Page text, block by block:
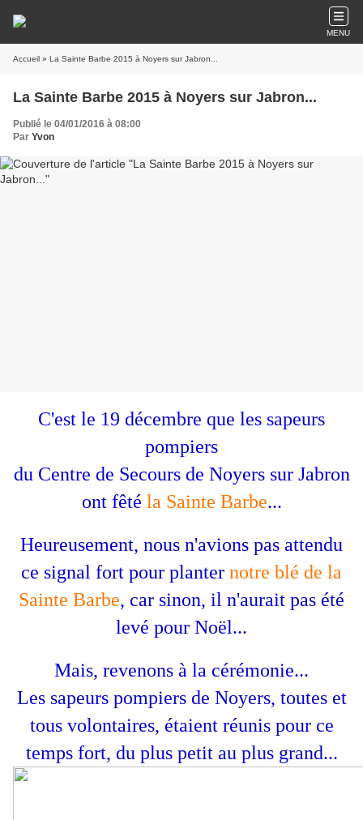
MENU
Accueil » La Sainte Barbe 2015 à Noyers sur Jabron...
La Sainte Barbe 2015 à Noyers sur Jabron...
Publié le 04/01/2016 à 08:00
Par Yvon
C'est le 19 décembre que les sapeurs
pompiers
du Centre de Secours de Noyers sur Jabron
ont fêté la Sainte Barbe...
Heureusement, nous n'avions pas attendu
ce signal fort pour planter notre blé de la
Sainte Barbe, car sinon, il n'aurait pas été
levé pour Noël...
Mais, revenons à la cérémonie...
Les sapeurs pompiers de Noyers, toutes et
tous volontaires, étaient réunis pour ce
temps fort, du plus petit au plus grand...